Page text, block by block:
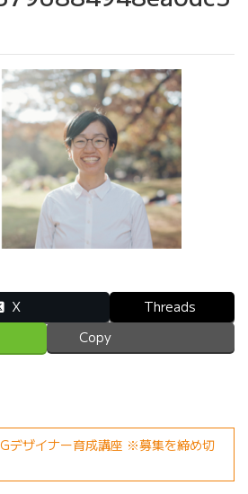
X
Threads
Copy
デザイナー育成講座 ※募集を締め切